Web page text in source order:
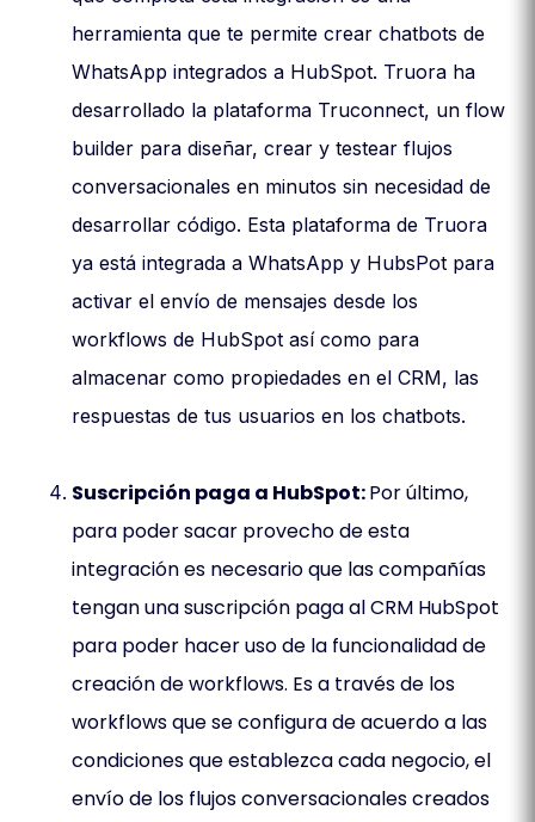
herramienta que te permite crear chatbots de
WhatsApp integrados a HubSpot. Truora ha
desarrollado la plataforma Truconnect, un flow
builder para diseñar, crear y testear flujos
conversacionales en minutos sin necesidad de
desarrollar código. Esta plataforma de Truora
ya está integrada a WhatsApp y HubsPot para
activar el envío de mensajes desde los
workflows de HubSpot así como para
almacenar como propiedades en el CRM, las
respuestas de tus usuarios en los chatbots.
Suscripción paga a HubSpot:Por último,
para poder sacar provecho de esta
integración es necesario que las compañías
tengan una suscripción paga al CRM HubSpot
para poder hacer uso de la funcionalidad de
creación de workflows. Es a través de los
workflows que se configura de acuerdo a las
condiciones que establezca cada negocio, el
envío de los flujos conversacionales creados